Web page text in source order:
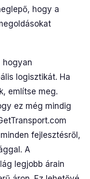
hogy a
hogyan
logisztikát. Ha
említse meg.
ez még mindig
fejlesztésről,
A
legjobb árain